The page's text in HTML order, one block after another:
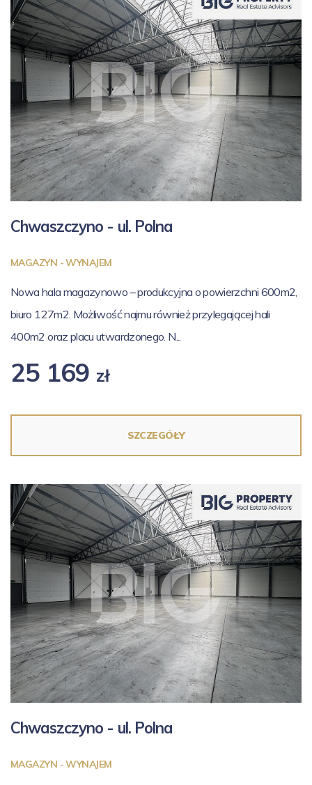
Chwaszczyno - ul. Polna
MAGAZYN - WYNAJEM
Nowa hala magazynowo – produkcyjna o powierzchni 600m2,
biuro 127m2. Możliwość najmu również przylegającej hali
400m2 oraz placu utwardzonego. N...
25 169 zł
SZCZEGÓŁY
Chwaszczyno - ul. Polna
MAGAZYN - WYNAJEM